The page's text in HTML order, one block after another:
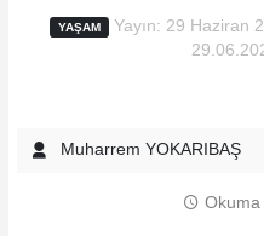
YAŞAM Yayın: 29 Haziran
Muharrem YOKARIBAŞ
Okuma